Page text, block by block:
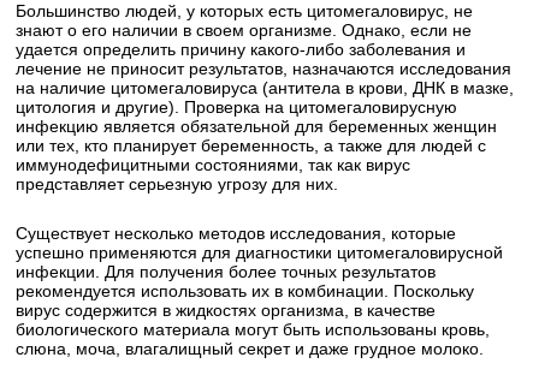
Большинство людей, у которых есть цитомегаловирус, не
знают о его наличии в своем организме. Однако, если не
удается определить причину какого-либо заболевания и
лечение не приносит результатов, назначаются исследования
на наличие цитомегаловируса (антитела в крови, ДНК в мазке,
цитология и другие). Проверка на цитомегаловирусную
инфекцию является обязательной для беременных женщин
или тех, кто планирует беременность, а также для людей с
иммунодефицитными состояниями, так как вирус
представляет серьезную угрозу для них.
Существует несколько методов исследования, которые
успешно применяются для диагностики цитомегаловирусной
инфекции. Для получения более точных результатов
рекомендуется использовать их в комбинации. Поскольку
вирус содержится в жидкостях организма, в качестве
биологического материала могут быть использованы кровь,
слюна, моча, влагалищный секрет и даже грудное молоко.